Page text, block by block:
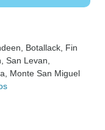
, Botallack , Fin
, San Levan
, Monte San Miguel